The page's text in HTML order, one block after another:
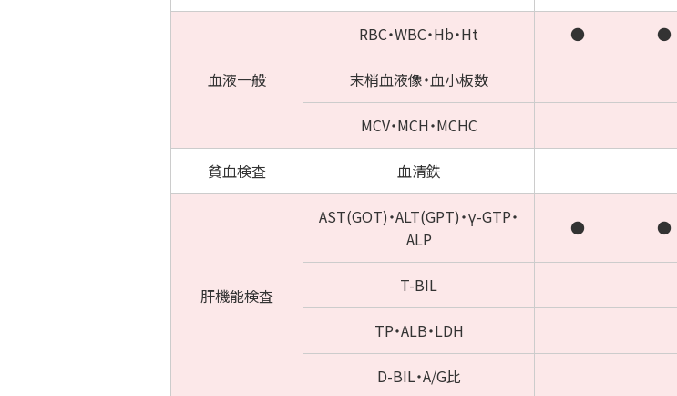
血液一般
RBC・WBC・Hb・Ht ● ●
末梢血液像・血小板数
MCV・MCH・MCHC
貧血検査 血清鉄
肝機能検査
AST(GOT)・ALT(GPT)・γ-GTP・
ALP
● ●
T-BIL
TP・ALB・LDH
D-BIL・A/G比